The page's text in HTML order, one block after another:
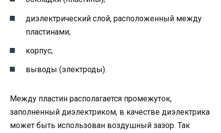
диэлектрический слой, расположенный между
пластинами;
корпус;
выводы (электроды).
Между пластин располагается промежуток,
заполненный диэлектриком, в качестве диэлектрика
может быть использован воздушный зазор. Так